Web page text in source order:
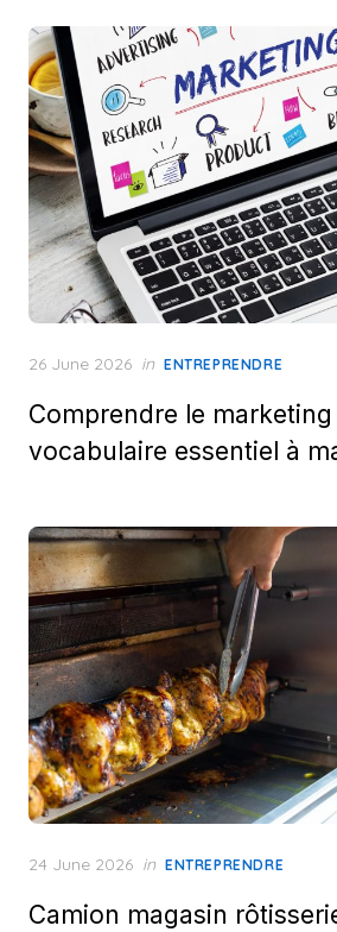
Posted
26 June 2026 in ENTREPRENDRE
Comprendre le
vocabulaire essentiel à
Posted
24 June 2026 in ENTREPRENDRE
Camion magasin